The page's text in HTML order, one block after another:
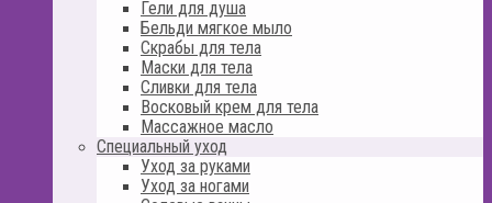
Гели для душа
Бельди мягкое мыло
Скрабы для тела
Маски для тела
Сливки для тела
Восковый крем для тела
Массажное масло
Специальный уход
Уход за руками
Уход за ногами